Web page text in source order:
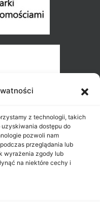
z technologii, takich
dostępu do
pozwoli nam
przeglądania lub
wyrażenia zgody lub
na niektóre cechy i